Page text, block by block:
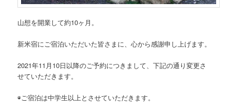
山想を開業して約10ヶ月。
新米宿にご宿泊いただいた皆さまに、心から感謝申し上げます。
2021年11月10日以降のご予約につきまして、下記の通り変更さ
せていただきます。
◉ご宿泊は中学生以上とさせていただきます。